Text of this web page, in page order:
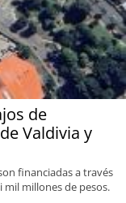
de
Valdivia y
financiadas a través
mil millones de pesos.